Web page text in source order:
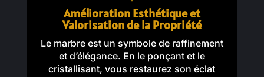
Amélioration Esthétique et
Valorisation de la Propriété
Le marbre est un symbole de raffinement
et d’élégance. En le ponçant et le
cristallisant, vous restaurez son éclat